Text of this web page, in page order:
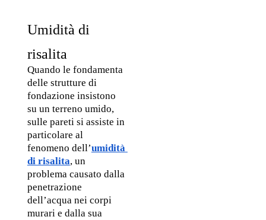
Umidità di
risalita
Quando le fondamenta
delle strutture di
fondazione insistono
su un terreno umido,
sulle pareti si assiste in
particolare al
fenomeno dell’umidità
di risalita, un
problema causato dalla
penetrazione
dell’acqua nei corpi
murari e dalla sua